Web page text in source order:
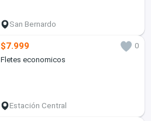
San Bernardo
$7.999
0
Fletes economicos
Estación Central